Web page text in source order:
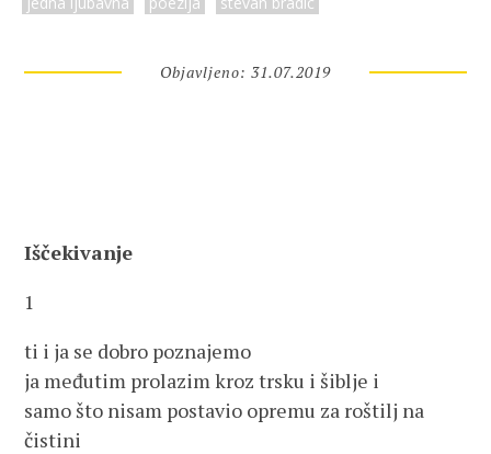
Objavljeno: 31.07.2019
Iščekivanje
1
ti i ja se dobro poznajemo
ja međutim prolazim kroz trsku i šiblje i
samo što nisam postavio opremu za roštilj na
čistini